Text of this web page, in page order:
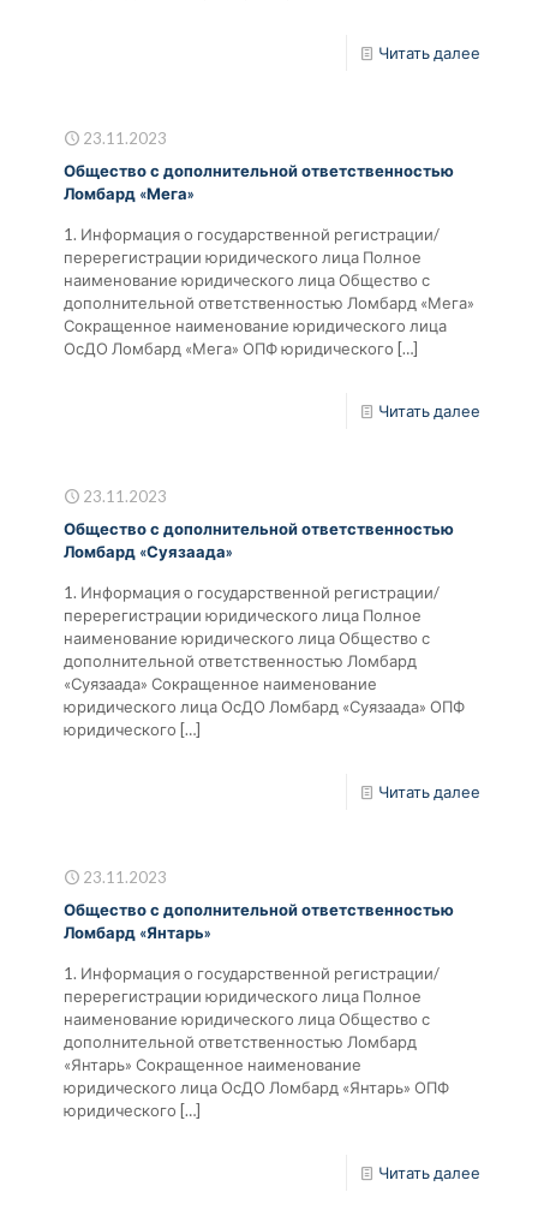
Читать далее
23.11.2023
Общество с дополнительной ответственностью
Ломбард «Мега»
1. Информация о государственной регистрации/
перерегистрации юридического лица Полное
наименование юридического лица Общество с
дополнительной ответственностью Ломбард «Мега»
Сокращенное наименование юридического лица
ОсДО Ломбард «Мега» ОПФ юридического […]
Читать далее
23.11.2023
Общество с дополнительной ответственностью
Ломбард «Суязаада»
1. Информация о государственной регистрации/
перерегистрации юридического лица Полное
наименование юридического лица Общество с
дополнительной ответственностью Ломбард
«Суязаада» Сокращенное наименование
юридического лица ОсДО Ломбард «Суязаада» ОПФ
юридического […]
Читать далее
23.11.2023
Общество с дополнительной ответственностью
Ломбард «Янтарь»
1. Информация о государственной регистрации/
перерегистрации юридического лица Полное
наименование юридического лица Общество с
дополнительной ответственностью Ломбард
«Янтарь» Сокращенное наименование
юридического лица ОсДО Ломбард «Янтарь» ОПФ
юридического […]
Читать далее